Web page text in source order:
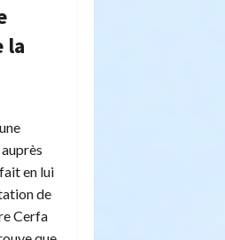
la
en lui
de
Cerfa